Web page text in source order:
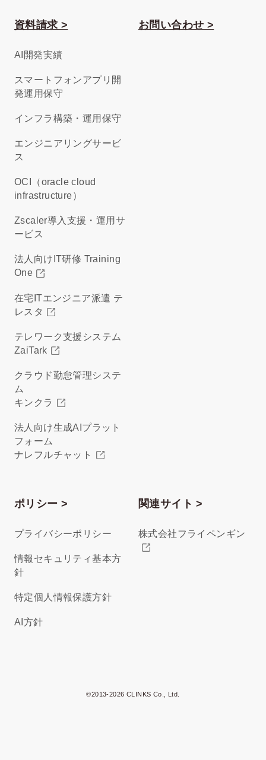
資料請求 >
AI開発実績
スマートフォンアプリ開
発運用保守
インフラ構築・運用保守
エンジニアリングサービ
ス
OCI（oracle cloud
infrastructure）
Zscaler導入支援・運用サ
ービス
法人向けIT研修 Training
One
在宅ITエンジニア派遣 テ
レスタ
テレワーク支援システム
ZaiTark
クラウド勤怠管理システ
ム
キンクラ
法人向け生成AIプラット
フォーム
ナレフルチャット
お問い合わせ >
ポリシー >
プライバシーポリシー
情報セキュリティ基本方
針
特定個人情報保護方針
AI方針
関連サイト >
株式会社フライペンギン
©2013-2026 CLINKS Co., Ltd.